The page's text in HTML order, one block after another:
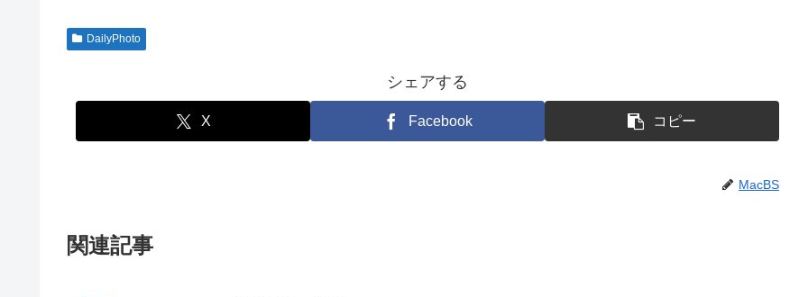
DailyPhoto
シェアする
X Facebook コピー
MacBS
関連記事